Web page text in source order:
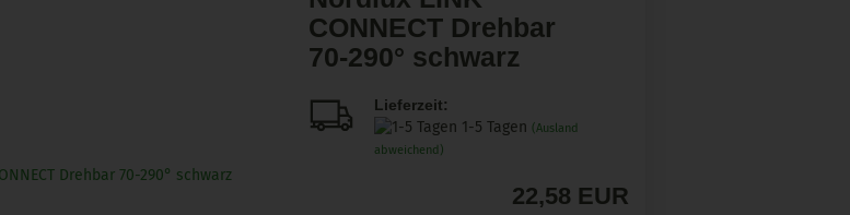
CONNECT Drehbar
70-290° schwarz
Lieferzeit:
1-5 Tagen (Ausland
abweichend)
22,58 EUR